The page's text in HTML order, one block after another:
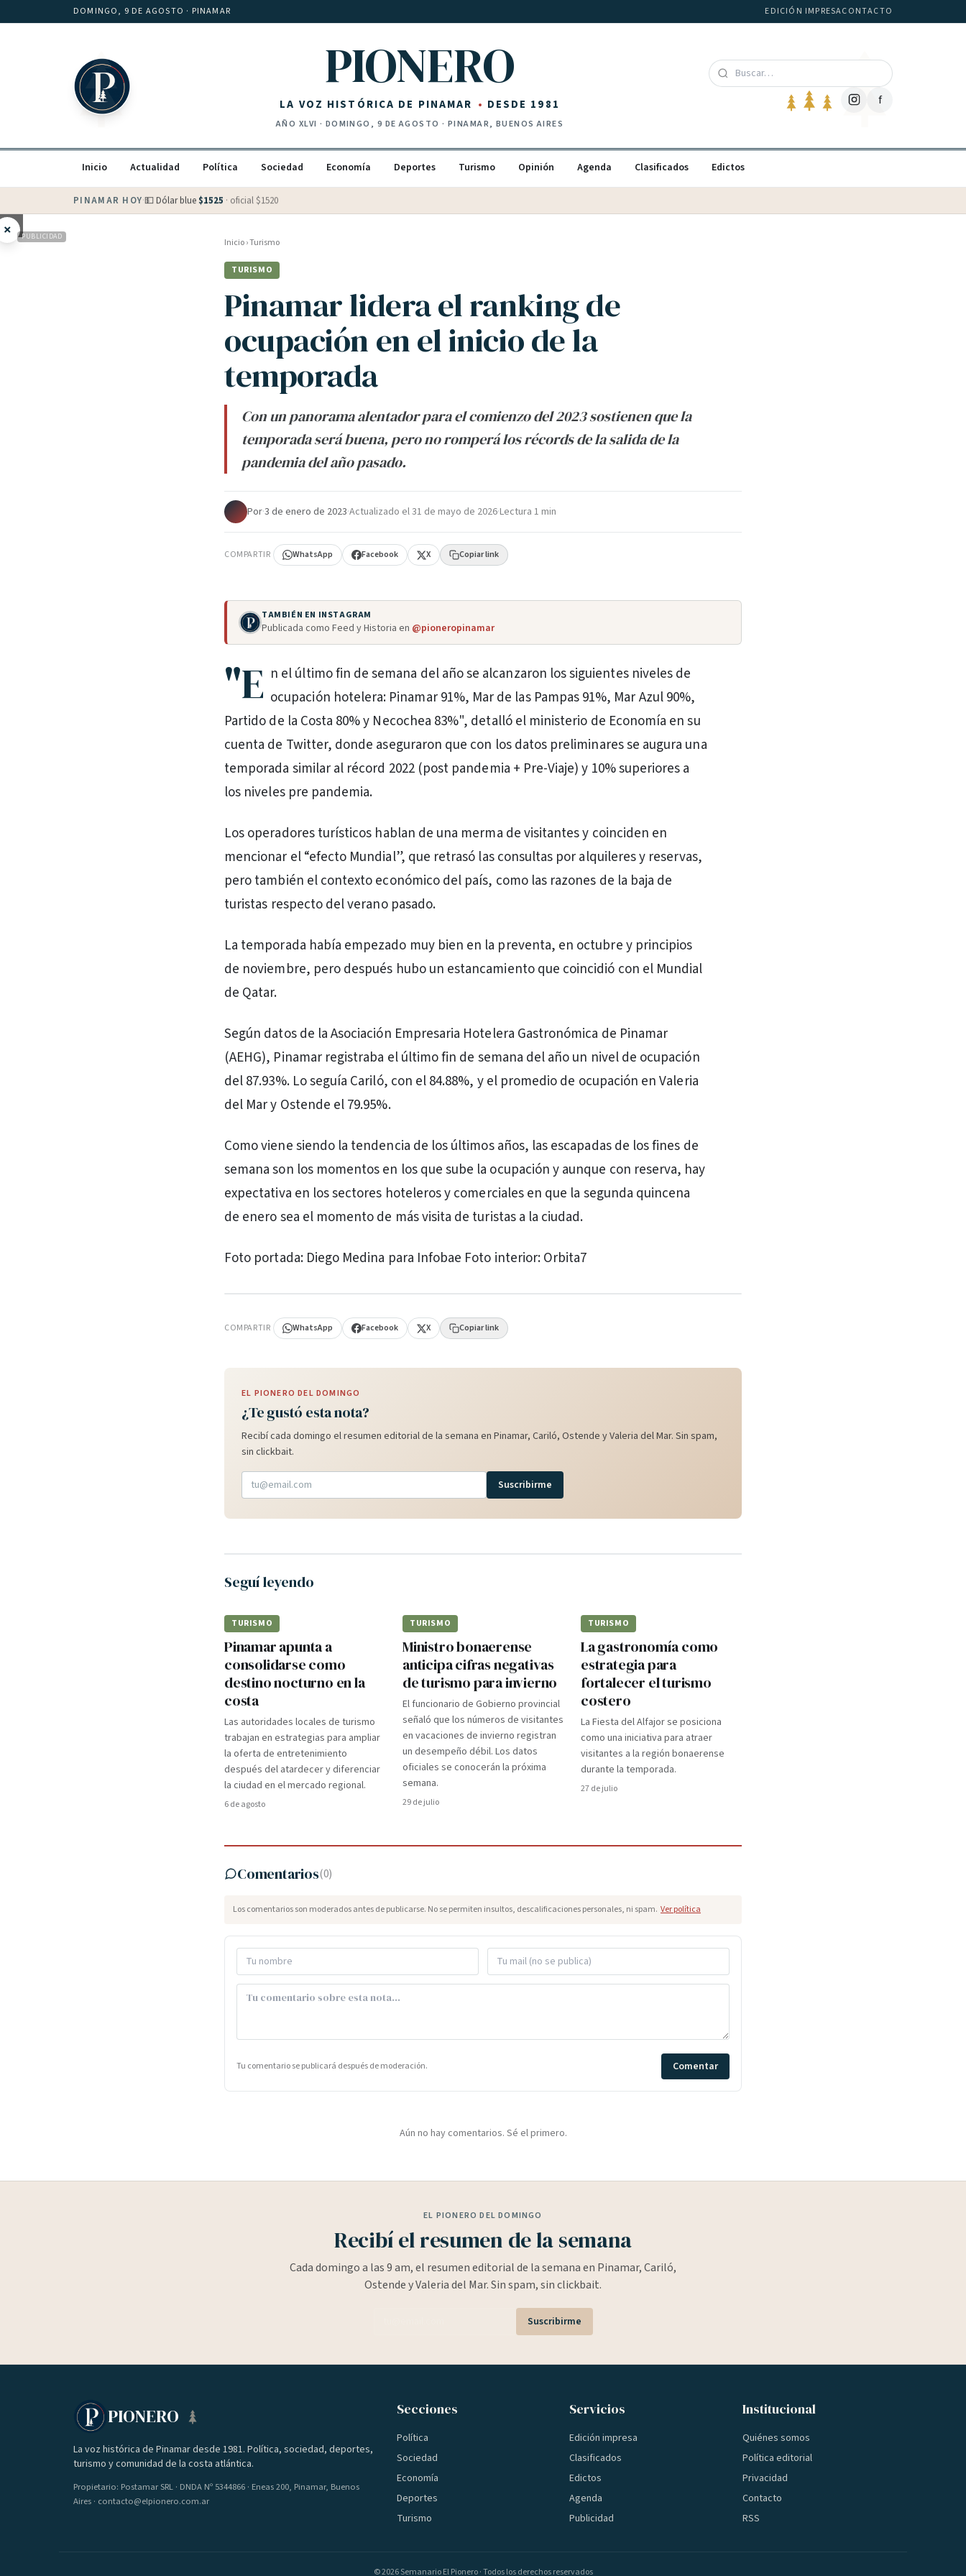
Saltar al contenidoDOMINGO, 9 DE AGOSTO · PINAMAR EDICIÓN IMPRESACONTACTO
PIONERO
LA VOZ HISTÓRICA DE PINAMAR DESDE 1981
AÑO XLVI · DOMINGO, 9 DE AGOSTO · PINAMAR, BUENOS AIRES
f
Inicio Actualidad Política Sociedad Economía Deportes Turismo Opinión Agenda Clasificados Edictos
PINAMAR HOY·💵 Dólar blue $1525 · oficial $1520
× PUBLICIDAD Inicio›Turismo
TURISMO
Pinamar lidera el ranking de
ocupación en el inicio de la
temporada
Con un panorama alentador para el comienzo del 2023 sostienen que la
temporada será buena, pero no romperá los récords de la salida de la
pandemia del año pasado.
Por·3 de enero de 2023·Actualizado el31 de mayo de 2026·Lectura 1 min
COMPARTIR WhatsApp Facebook X Copiar link
TAMBIÉN EN INSTAGRAM
Publicada como Feed y Historia en @pioneropinamar
"E n el último fin de semana del año se alcanzaron los siguientes niveles de
ocupación hotelera: Pinamar 91%, Mar de las Pampas 91%, Mar Azul 90%,
Partido de la Costa 80% y Necochea 83%", detalló el ministerio de Economía en su
cuenta de Twitter, donde aseguraron que con los datos preliminares se augura una
temporada similar al récord 2022 (post pandemia + Pre-Viaje) y 10% superiores a
los niveles pre pandemia.
Los operadores turísticos hablan de una merma de visitantes y coinciden en
mencionar el “efecto Mundial”, que retrasó las consultas por alquileres y reservas,
pero también el contexto económico del país, como las razones de la baja de
turistas respecto del verano pasado.
La temporada había empezado muy bien en la preventa, en octubre y principios
de noviembre, pero después hubo un estancamiento que coincidió con el Mundial
de Qatar.
Según datos de la Asociación Empresaria Hotelera Gastronómica de Pinamar
(AEHG), Pinamar registraba el último fin de semana del año un nivel de ocupación
del 87.93%. Lo seguía Cariló, con el 84.88%, y el promedio de ocupación en Valeria
del Mar y Ostende el 79.95%.
Como viene siendo la tendencia de los últimos años, las escapadas de los fines de
semana son los momentos en los que sube la ocupación y aunque con reserva, hay
expectativa en los sectores hoteleros y comerciales en que la segunda quincena
de enero sea el momento de más visita de turistas a la ciudad.
Foto portada: Diego Medina para Infobae Foto interior: Orbita7
COMPARTIR WhatsApp Facebook X Copiar link
EL PIONERO DEL DOMINGO
¿Te gustó esta nota?
Recibí cada domingo el resumen editorial de la semana en Pinamar, Cariló, Ostende y Valeria del Mar. Sin spam,
sin clickbait.
Suscribirme
Seguí leyendo
TURISMO
Pinamar apunta a
consolidarse como
destino nocturno en la
costa
Las autoridades locales de turismo
trabajan en estrategias para ampliar
la oferta de entretenimiento
después del atardecer y diferenciar
la ciudad en el mercado regional.
6 de agosto
TURISMO
Ministro bonaerense
anticipa cifras negativas
de turismo para invierno
El funcionario de Gobierno provincial
señaló que los números de visitantes
en vacaciones de invierno registran
un desempeño débil. Los datos
oficiales se conocerán la próxima
semana.
29 de julio
TURISMO
La gastronomía como
estrategia para
fortalecer el turismo
costero
La Fiesta del Alfajor se posiciona
como una iniciativa para atraer
visitantes a la región bonaerense
durante la temporada.
27 de julio
Comentarios(0)
Los comentarios son moderados antes de publicarse. No se permiten insultos, descalificaciones personales, ni spam. Ver política
Tu comentario se publicará después de moderación. Comentar
Aún no hay comentarios. Sé el primero.
EL PIONERO DEL DOMINGO
Recibí el resumen de la semana
Cada domingo a las 9 am, el resumen editorial de la semana en Pinamar, Cariló,
Ostende y Valeria del Mar. Sin spam, sin clickbait.
Suscribirme
PIONERO
La voz histórica de Pinamar desde 1981. Política, sociedad, deportes,
turismo y comunidad de la costa atlántica.
Propietario: Postamar SRL · DNDA Nº 5344866 · Eneas 200, Pinamar, Buenos
Aires · contacto@elpionero.com.ar
Secciones
Política
Sociedad
Economía
Deportes
Turismo
Servicios
Edición impresa
Clasificados
Edictos
Agenda
Publicidad
Institucional
Quiénes somos
Política editorial
Privacidad
Contacto
RSS
©2026Semanario El Pionero · Todos los derechos reservados